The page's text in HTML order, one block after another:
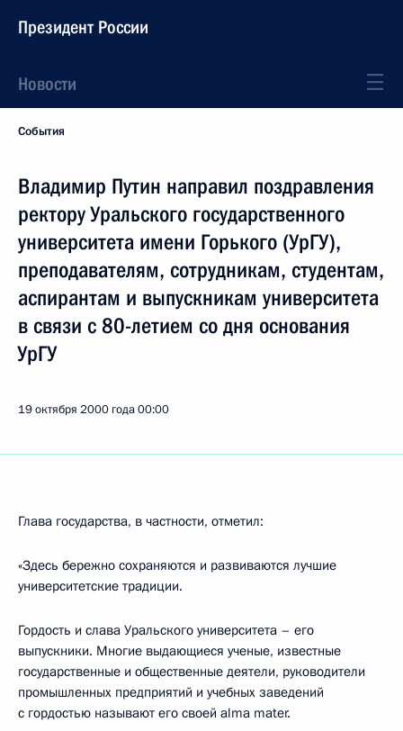
Президент России
Новости
События
Владимир Путин направил поздравления
ректору Уральского государственного
университета имени Горького (УрГУ),
преподавателям, сотрудникам, студентам,
аспирантам и выпускникам университета
в связи с 80-летием со дня основания
УрГУ
19 октября 2000 года00:00
Глава государства, в частности, отметил:
«Здесь бережно сохраняются и развиваются лучшие
университетские традиции.
Гордость и слава Уральского университета – его
выпускники. Многие выдающиеся ученые, известные
государственные и общественные деятели, руководители
промышленных предприятий и учебных заведений
с гордостью называют его своей alma mater.